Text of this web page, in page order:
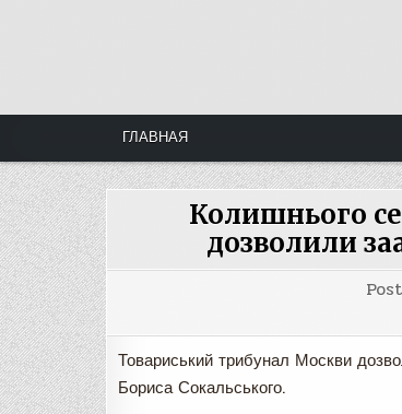
ГЛАВНАЯ
Колишнього
дозволили
Товариський трибунал Москви
Бориса Сокальського.